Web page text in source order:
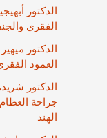
الدكتور
الفقري
الدكتور
العمود
الدكتور
جراحة
الهند